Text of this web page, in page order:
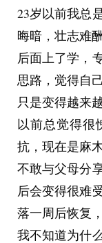
23岁以前我总
晦暗，壮志难
后面上了学，
思路，觉得自
只是变得越来
以前总觉得很
抗，现在是麻
不敢与父母分
后会变得很难
落一周后恢复
我不知道为什